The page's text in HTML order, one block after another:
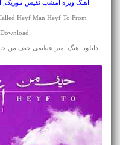
آهنگ ویژه امشب نفیس موزیک;
Heyf Man Heyf To From
دانلود اهنگ امیر عظیمی حیف من حیف تو با 2 کیفیت + متن ترانه + پخش